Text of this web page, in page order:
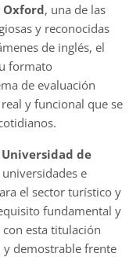
Oxford, una de las
y reconocidas
de inglés, el
formato
de evaluación
y funcional que se
de
e
el sector turístico y
fundamental y
esta titulación
demostrable frente